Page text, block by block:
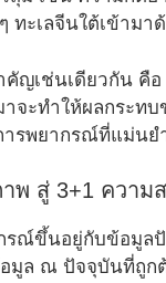
ทะเลจีนใต้เข้าม
คัญเช่นเดียวกัน
จะทำให้ผลกระท
ารพยากรณ์ที่แม่น
สู่ 3+1 ความ
ณ์ขึ้นอยู่กับข้อมูลปั
มูล ณ ปัจจุบันที่ถูก